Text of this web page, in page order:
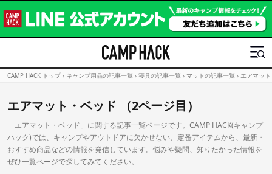
CAMP HACK トップ › キャンプ用品の記事一覧 › 寝具の記事一覧 › マットの記事一覧 › エアマッ
エアマット・ベッド （2ページ目）
「エアマット・ベッド」に関する記事一覧ページです。CAMP HACK(キャンプ
ハック)では、キャンプやアウトドアに欠かせない、定番アイテムから、最新・
おすすめ商品などの情報を発信しています。悩みや疑問、知りたかった情報を
ぜひ一覧ページで探してみてください。